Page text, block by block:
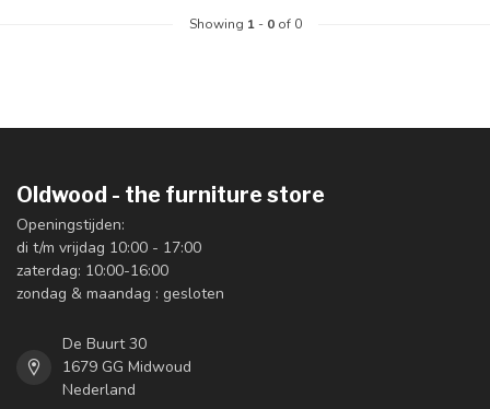
Showing 1- 0of 0
Oldwood - the furniture store
Openingstijden:
di t/m vrijdag 10:00 - 17:00
zaterdag: 10:00-16:00
zondag & maandag : gesloten
De Buurt 30
1679 GG Midwoud
Nederland